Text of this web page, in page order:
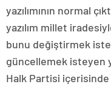
yazılımının normal
yazılım millet
bunu değiştirmek
güncellemek isteyen
Halk Partisi içerisinde